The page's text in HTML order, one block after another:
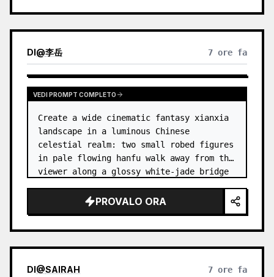
DI@李岳 7 ore fa
VEDI PROMPT COMPLETO
Create a wide cinematic fantasy xianxia
landscape in a luminous Chinese
celestial realm: two small robed figures
in pale flowing hanfu walk away from the
viewer along a glossy white-jade bridge
rising from a mirror-still l…
PROVALO ORA
DI@SAIRAH 7 ore fa